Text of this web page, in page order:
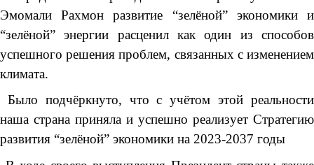
Эмомали Рахмон развитие “зелёной” экономики и
“зелёной” энергии расценил как один из способов
успешного решения проблем, связанных с изменением
климата.
Было подчёркнуто, что с учётом этой реальности
наша страна приняла и успешно реализует Стратегию
развития “зелёной” экономики на 2023-2037 годы